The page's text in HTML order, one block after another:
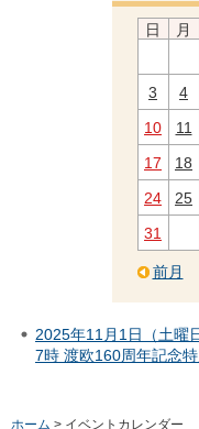
日 月
3
4
10
11
17
18
24
25
31
前月
2025年11月1日（土曜
7時 渡欧160周年記念
ホーム > イベントカレンダー